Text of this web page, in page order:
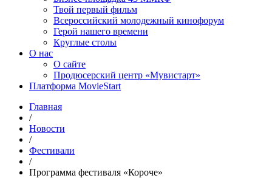
Твой первый фильм
Всероссийский молодежный кинофорум
Герой нашего времени
Круглые столы
О нас
О сайте
Продюсерский центр «Мувистарт»
Платформа MovieStart
Главная
/
Новости
/
Фестивали
/
Программа фестиваля «Короче»